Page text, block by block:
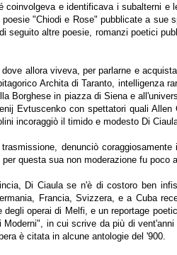
e identificava i subalterni e
"Chiodi e Rose" pubblicate a
altre poesie, romanzi poetici
allora viveva, per parlarne e
Archita di Taranto, intelligenza
Borghese in piazza di Siena e
Evtuscenko con spettatori quali
incoraggiò il timido e modesto Di
denunciò
questa sua non moderazione fu poco
Di Ciaula se n'è di costoro ben
Francia, Svizzera, e a Cuba
operai di Melfi, e un reportage
in cui scrive da più di
è citata in alcune antologie del '900.